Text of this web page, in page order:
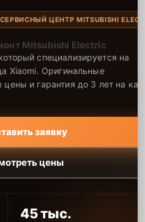
ЦЕНТР MITSUBISHI
Mitsubishi Electric
специализируется на
Xiaomi. Оригинальные
и гарантия до 3 лет на
заявку
цены
45 тыс.